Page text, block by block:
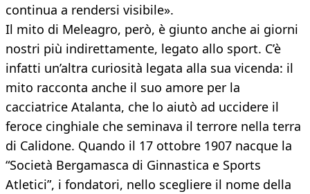
continua a rendersi visibile».
Il mito di Meleagro, però, è giunto anche ai giorni
nostri più indirettamente, legato allo sport. C’è
infatti un’altra curiosità legata alla sua vicenda: il
mito racconta anche il suo amore per la
cacciatrice Atalanta, che lo aiutò ad uccidere il
feroce cinghiale che seminava il terrore nella terra
di Calidone. Quando il 17 ottobre 1907 nacque la
“Società Bergamasca di Ginnastica e Sports
Atletici”, i fondatori, nello scegliere il nome della